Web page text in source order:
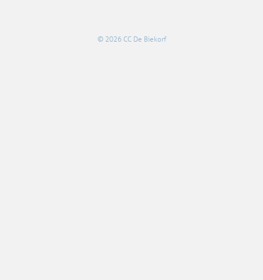
© 2026 CC De Biekorf